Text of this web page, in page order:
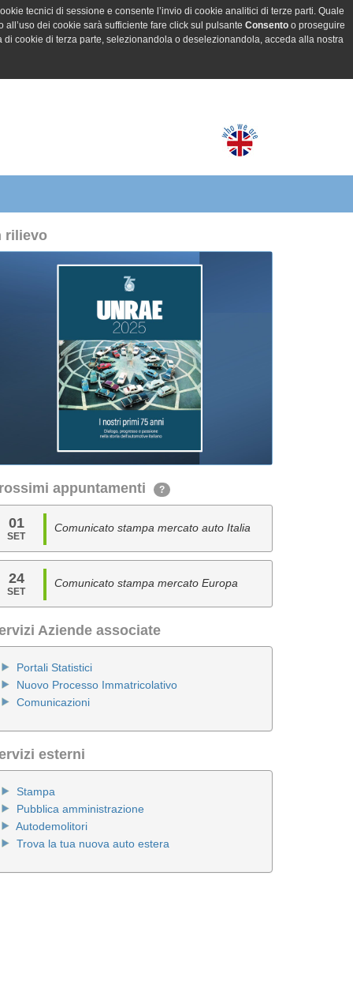
tecnici di sessione e consente l’invio di cookie analitici di terze parti. Quale
dei cookie sarà sufficiente fare click sul pulsante Consentoo proseguire
cookie di terza parte, selezionandola o deselezionandola, acceda alla nostra
rilievo
appuntamenti ?
01
SET
Comunicato stampa mercato auto Italia
24
SET
Comunicato stampa mercato Europa
Aziende associate
Portali Statistici
Nuovo Processo Immatricolativo
Comunicazioni
esterni
Stampa
Pubblica amministrazione
Autodemolitori
Trova la tua nuova auto estera